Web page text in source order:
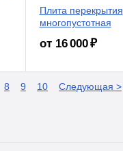
Плита перекрытия
многопустотная
от 16 000 ₽
8 9 10 Следующая >